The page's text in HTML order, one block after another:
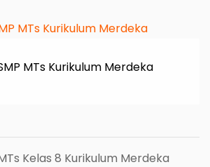
MTs Kurikulum Merdeka
Kelas 8 Kurikulum Merdeka